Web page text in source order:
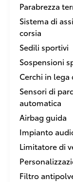
Parabrezza
Sistema di
corsia
Sedili sportivi
Sospensioni
Cerchi in lega
Sensori di
automatica
Airbag guida
Impianto
Limitatore di
Filtro